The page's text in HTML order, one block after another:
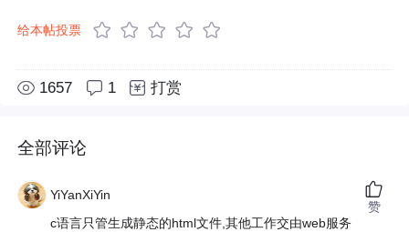
给本帖投票
1657 1 打赏
全部评论
YiYanXiYin
c语言只管生成静态的html文件,其他工作交由web服务
赞